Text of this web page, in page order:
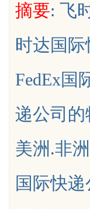
uz
摘要: 飞
时达国
FedEx国
递公司
美洲.非
国际快